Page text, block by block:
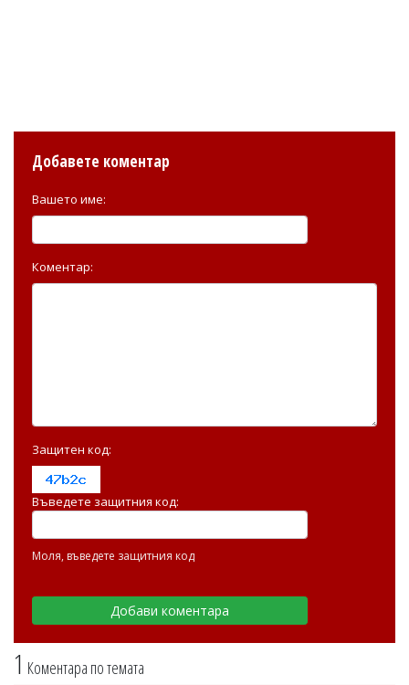
1 Коментара по темата
Добавете коментар
Вашето име:
Коментар:
Защитен код:
Въведете защитния код:
Моля, въведете защитния код